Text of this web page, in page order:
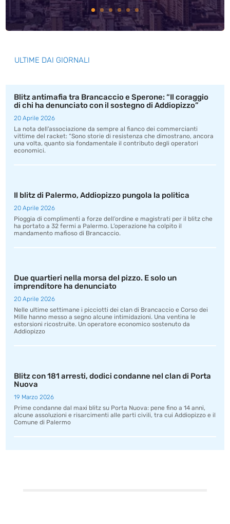
ULTIME DAI GIORNALI
Blitz antimafia tra Brancaccio e Sperone: “Il coraggio
di chi ha denunciato con il sostegno di Addiopizzo”
20 Aprile 2026
La nota dell’associazione da sempre al fianco dei commercianti
vittime del racket: “Sono storie di resistenza che dimostrano, ancora
una volta, quanto sia fondamentale il contributo degli operatori
economici.
Il blitz di Palermo, Addiopizzo pungola la politica
20 Aprile 2026
Pioggia di complimenti a forze dell’ordine e magistrati per il blitz che
ha portato a 32 fermi a Palermo. L’operazione ha colpito il
mandamento mafioso di Brancaccio.
Due quartieri nella morsa del pizzo. E solo un
imprenditore ha denunciato
20 Aprile 2026
Nelle ultime settimane i picciotti dei clan di Brancaccio e Corso dei
Mille hanno messo a segno alcune intimidazioni. Una ventina le
estorsioni ricostruite. Un operatore economico sostenuto da
Addiopizzo
Blitz con 181 arresti, dodici condanne nel clan di Porta
Nuova
19 Marzo 2026
Prime condanne dal maxi blitz su Porta Nuova: pene fino a 14 anni,
alcune assoluzioni e risarcimenti alle parti civili, tra cui Addiopizzo e il
Comune di Palermo